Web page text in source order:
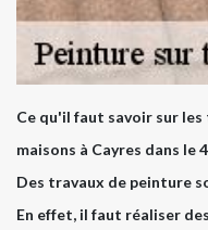
Ce qu'il faut savoir sur
maisons à Cayres dans le
Des travaux de peinture
En effet, il faut réaliser